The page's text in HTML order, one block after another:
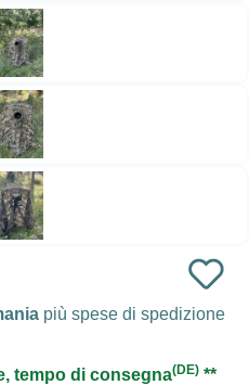
più spese di spedizione
tempo di consegna(DE) **